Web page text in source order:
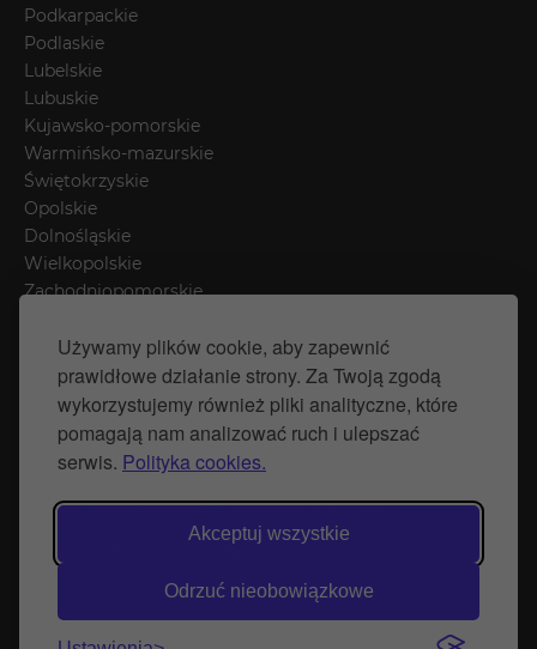
Używamy plików cookie, aby zapewnić
prawidłowe działanie strony. Za Twoją zgodą
wykorzystujemy również pliki analityczne, które
pomagają nam analizować ruch i ulepszać
serwis. Polityka cookies.
Akceptuj wszystkie
Odrzuć nieobowiązkowe
Podkarpackie
Podlaskie
Lubelskie
Lubuskie
Kujawsko-pomorskie
Warmińsko-mazurskie
Świętokrzyskie
Opolskie
Dolnośląskie
Wielkopolskie
Zachodniopomorskie
Mazowieckie
Śląskie
© Wytwórnia Zieleni 2026
Polityka prywatności
Polityka Cookies
Strona stworzona przez Naprawimyfirme.pl